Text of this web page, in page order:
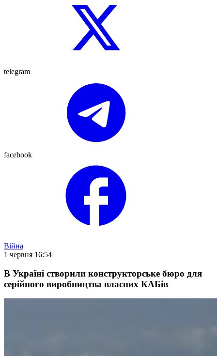
telegram
facebook
Війна
1 червня 16:54
В Україні створили конструкторське бюро для
серійного виробництва власних КАБів